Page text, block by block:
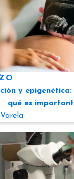
y epigenética:
qué es